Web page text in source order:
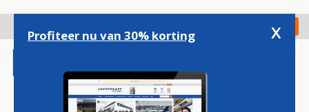
gaan
Check in
Profiteer nu van 30% korting x